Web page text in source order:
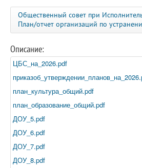
Общественный совет при
План/отчет организаций по
Описание:
ЦБС_на_2026.pdf
план_культура_общий.pdf
план_образование_общий.pdf
ДОУ_5.pdf
ДОУ_6.pdf
ДОУ_7.pdf
ДОУ_8.pdf